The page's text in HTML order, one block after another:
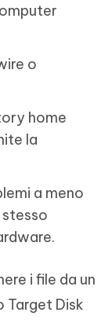
o
home
la
a meno
stesso
i file da un
Target Disk